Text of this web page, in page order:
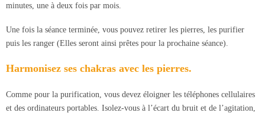
minutes, une à deux fois par mois.
Une fois la séance terminée, vous pouvez retirer les pierres, les purifier
puis les ranger (Elles seront ainsi prêtes pour la prochaine séance).
Harmonisez ses chakras avec les pierres.
Comme pour la purification, vous devez éloigner les téléphones cellulaires
et des ordinateurs portables. Isolez-vous à l’écart du bruit et de l’agitation,